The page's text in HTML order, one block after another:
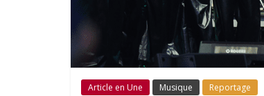
Article en Une Musique Reportage